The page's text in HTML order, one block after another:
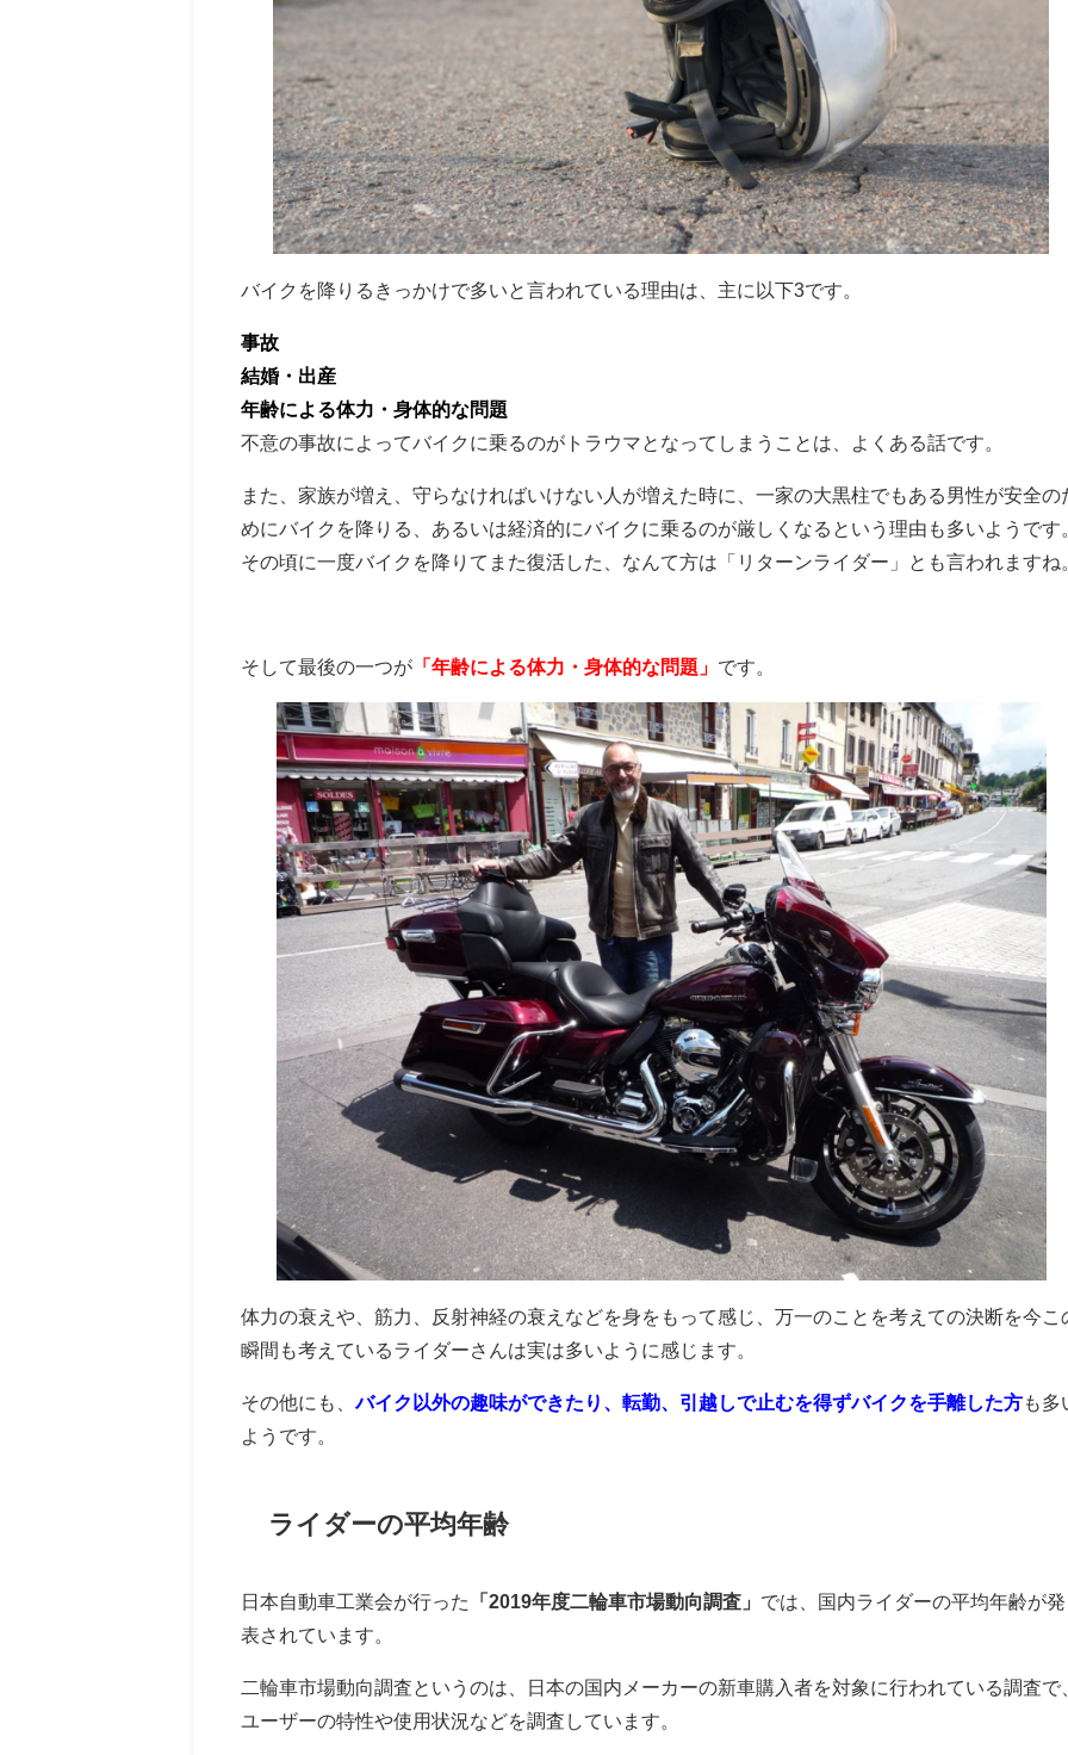
バイクを降りるきっかけで多いと言われている理由は、主に以下3です。
事故
結婚・出産
年齢による体力・身体的な問題
不意の事故によってバイクに乗るのがトラウマとなってしまうことは、よくある話です。
また、家族が増え、守らなければいけない人が増えた時に、一家の大黒柱でもある男性が安全の
めにバイクを降りる、あるいは経済的にバイクに乗るのが厳しくなるという理由も多いようです
その頃に一度バイクを降りてまた復活した、なんて方は「リターンライダー」とも言われますね
そして最後の一つが 「年齢による体力・身体的な問題」 です。
体力の衰えや、筋力、反射神経の衰え などを身をもって感じ、万一のことを考えての決断を今こ
瞬間も考えているライダーさんは実は多いように感じます。
その他にも、 バイク以外の趣味ができたり、転勤、引越しで止むを得ずバイクを手離した方も多
ようです。
ライダーの平均年齢
日本自動車工業会が行った 「2019年度二輪車市場動向調査」 では、国内ライダーの平均年齢が発
表されています。
二輪車市場動向調査というのは、日本の国内メーカーの新車購入者を対象に行われている調査で
ユーザーの特性や使用状況などを調査しています。